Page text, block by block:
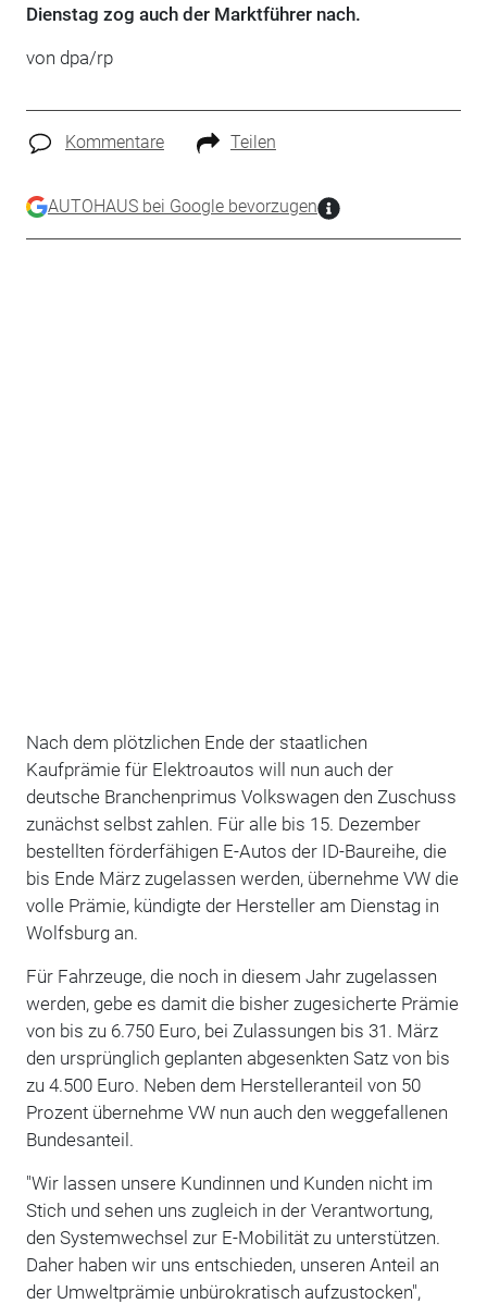
Dienstag zog auch der Marktführer nach.
von dpa/rp
Kommentare Teilen
AUTOHAUS bei Google bevorzugen
Nach dem plötzlichen Ende der staatlichen
Kaufprämie für Elektroautos will nun auch der
deutsche Branchenprimus Volkswagen den Zuschuss
zunächst selbst zahlen. Für alle bis 15. Dezember
bestellten förderfähigen E-Autos der ID-Baureihe, die
bis Ende März zugelassen werden, übernehme VW die
volle Prämie, kündigte der Hersteller am Dienstag in
Wolfsburg an.
Für Fahrzeuge, die noch in diesem Jahr zugelassen
werden, gebe es damit die bisher zugesicherte Prämie
von bis zu 6.750 Euro, bei Zulassungen bis 31. März
den ursprünglich geplanten abgesenkten Satz von bis
zu 4.500 Euro. Neben dem Herstelleranteil von 50
Prozent übernehme VW nun auch den weggefallenen
Bundesanteil.
"Wir lassen unsere Kundinnen und Kunden nicht im
Stich und sehen uns zugleich in der Verantwortung,
den Systemwechsel zur E-Mobilität zu unterstützen.
Daher haben wir uns entschieden, unseren Anteil an
der Umweltprämie unbürokratisch aufzustocken",